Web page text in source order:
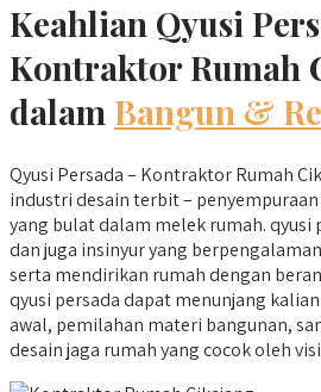
Keahlian Qyusi
Kontraktor Rumah
dalam Bangun &
Qyusi Persada – Kontraktor Rumah
industri desain terbit –
yang bulat dalam melek rumah. qyusi
dan juga insinyur yang
serta mendirikan rumah dengan
qyusi persada dapat menunjang
awal, pemilahan materi bangunan,
desain jaga rumah yang cocok oleh